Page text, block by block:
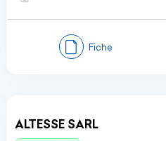
Fiche
ALTESSE SARL